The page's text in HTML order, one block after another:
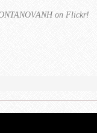
on Flickr!